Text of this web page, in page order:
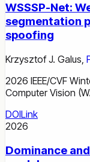
WSSSP-Net:
segmentation
spoofing
Krzysztof J. Galus,
2026 IEEE/CVF
Computer Vision
DOILink
2026
Dominance